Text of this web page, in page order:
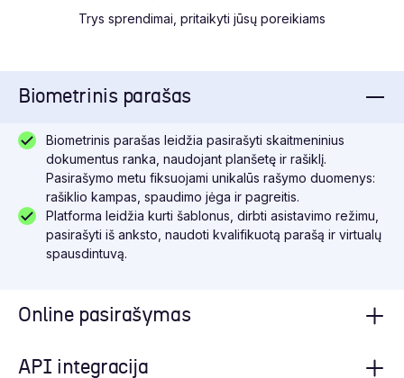
Trys sprendimai, pritaikyti jūsų poreikiams
Biometrinis parašas
Biometrinis parašas leidžia pasirašyti skaitmeninius
dokumentus ranka, naudojant planšetę ir rašiklį.
Pasirašymo metu fiksuojami unikalūs rašymo duomenys:
rašiklio kampas, spaudimo jėga ir pagreitis.
Platforma leidžia kurti šablonus, dirbti asistavimo režimu,
pasirašyti iš anksto, naudoti kvalifikuotą parašą ir virtualų
spausdintuvą.
Online pasirašymas
API integracija